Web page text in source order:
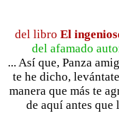
del libro El
del afamado
... Así que, Panza
te he dicho,
manera que más te
de aquí antes que